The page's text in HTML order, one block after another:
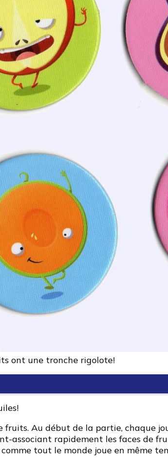
ont une tronche rigolote!
Au début de la partie, chaque
associant rapidement les faces de
tout le monde joue en même